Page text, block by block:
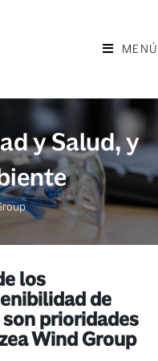
MENÚ
y Salud, y
los
de
prioridades
Wind Group